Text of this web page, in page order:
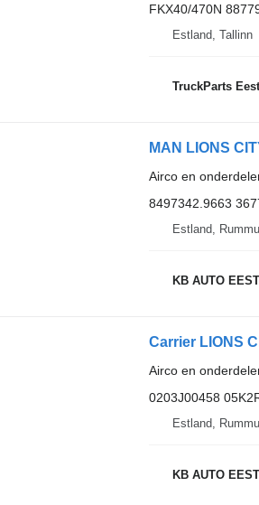
FKX40/470N
Estland, Tallinn
TruckParts
Airco en
8497342.9663
Estland, Rummu
KB AUTO
Airco en
0203J00458
Estland, Rummu
KB AUTO